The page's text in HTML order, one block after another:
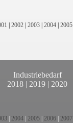
| 2002 | 2003 | 2004 | 2005
Industriebedarf
2018 | 2019 | 2020
2004 2005 2006 2007